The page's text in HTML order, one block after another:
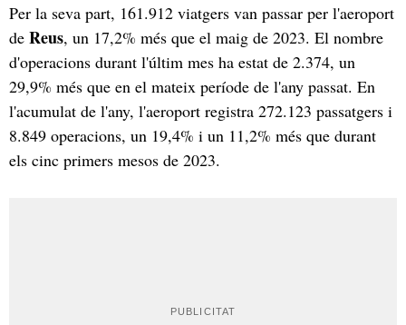
Per la seva part, 161.912 viatgers van passar per l'aeroport
de Reus, un 17,2% més que el maig de 2023. El nombre
d'operacions durant l'últim mes ha estat de 2.374, un
29,9% més que en el mateix període de l'any passat. En
l'acumulat de l'any, l'aeroport registra 272.123 passatgers i
8.849 operacions, un 19,4% i un 11,2% més que durant
els cinc primers mesos de 2023.